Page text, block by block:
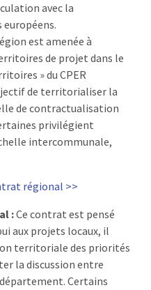
avec la
est amenée à
de projet dans le
» du CPER
de territorialiser la
de contractualisation
privilégient
intercommunale,
régional >>
:Ce contrat est pensé
aux projets locaux, il
territoriale des priorités
la discussion entre
Certains